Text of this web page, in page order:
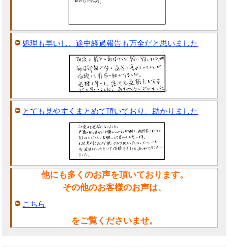
処理も早いし、途中経過報告も万全だと思いました
とても見やすくまとめて頂いており、助かりました
他にも多くのお声を頂いております。
その他のお客様のお声は、
こちら
をご覧くださいませ。